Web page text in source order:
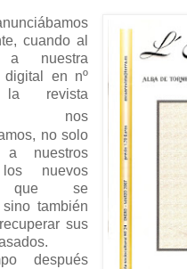
cuando al
a nuestra
digital en nº
revista
nos
no solo
nuestros
nuevos
que se
también
sus
después